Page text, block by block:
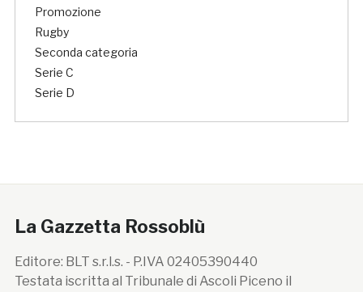
Promozione
Rugby
Seconda categoria
Serie C
Serie D
La Gazzetta Rossoblù
Editore: BLT s.r.l.s. - P.IVA 02405390440
Testata iscritta al Tribunale di Ascoli Piceno il